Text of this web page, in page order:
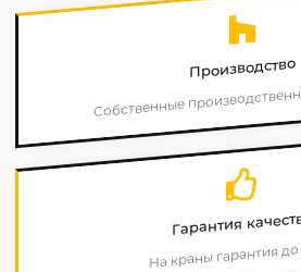
Производство
Собственные
Гарантия
На краны гарантия